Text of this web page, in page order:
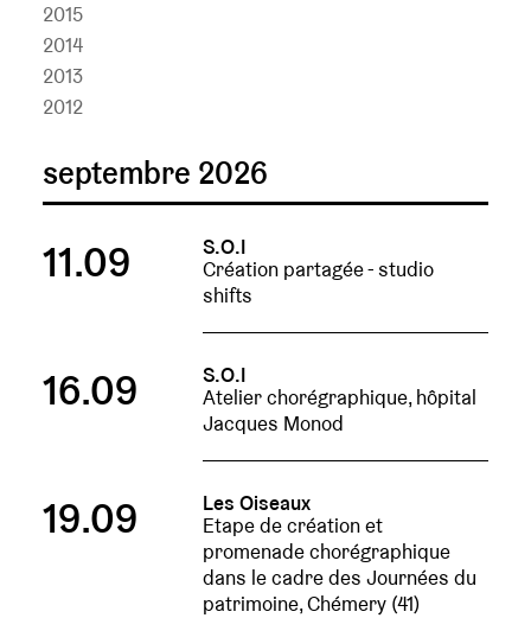
2015
2014
2013
2012
septembre 2026
11.09
S.O.I
Création partagée - studio
shifts
16.09
S.O.I
Atelier chorégraphique, hôpital
Jacques Monod
19.09
Les Oiseaux
Etape de création et
promenade chorégraphique
dans le cadre des Journées du
patrimoine, Chémery (41)